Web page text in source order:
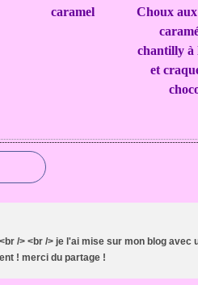
caramel
Choux
chantilly à
et
/> <br /> je l'ai mise sur mon blog avec
! merci du partage !